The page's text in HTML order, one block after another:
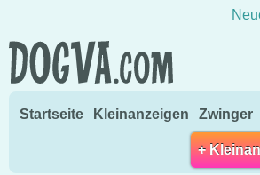
Direkt zum Inhalt
Startseite Kleinanzeigen Zwinger
+